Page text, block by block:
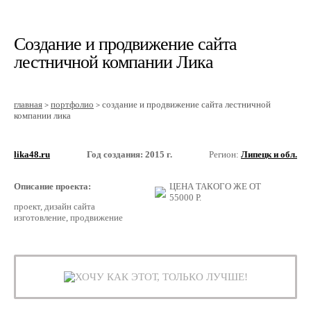
Создание и продвижение сайта
лестничной компании Лика
главная > портфолио > создание и продвижение сайта лестничной
компании лика
lika48.ru Год создания: 2015 г. Регион: Липецк и обл.
Описание проекта:
проект, дизайн сайта
изготовление, продвижение
ЦЕНА ТАКОГО ЖЕ ОТ
55000 Р.
ХОЧУ КАК ЭТОТ, ТОЛЬКО ЛУЧШЕ!